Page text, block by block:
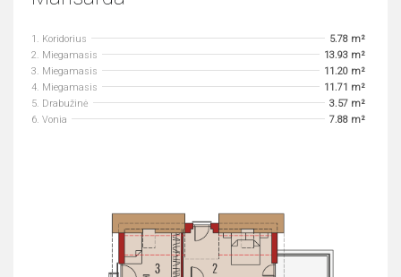
1. Koridorius
5.78 m²
2. Miegamasis
13.93 m²
3. Miegamasis
11.20 m²
4. Miegamasis
11.71 m²
5. Drabužinė
3.57 m²
6. Vonia
7.88 m²